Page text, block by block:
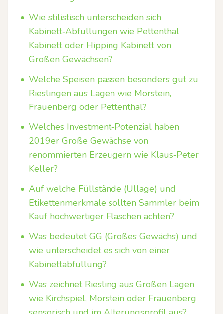
• Wie stilistisch unterscheiden sich
Kabinett‑Abfüllungen wie Pettenthal
Kabinett oder Hipping Kabinett von
Großen Gewächsen?
• Welche Speisen passen besonders gut zu
Rieslingen aus Lagen wie Morstein,
Frauenberg oder Pettenthal?
• Welches Investment‑Potenzial haben
2019er Große Gewächse von
renommierten Erzeugern wie Klaus‑Peter
Keller?
• Auf welche Füllstände (Ullage) und
Etikettenmerkmale sollten Sammler beim
Kauf hochwertiger Flaschen achten?
• Was bedeutet GG (Großes Gewächs) und
wie unterscheidet es sich von einer
Kabinettabfüllung?
• Was zeichnet Riesling aus Großen Lagen
wie Kirchspiel, Morstein oder Frauenberg